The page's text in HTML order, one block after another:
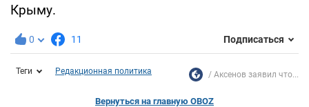
Крыму.
0 11 Подписаться
Теги Редакционная политика Аксенов заявил что...
Вернуться на главную OBOZ